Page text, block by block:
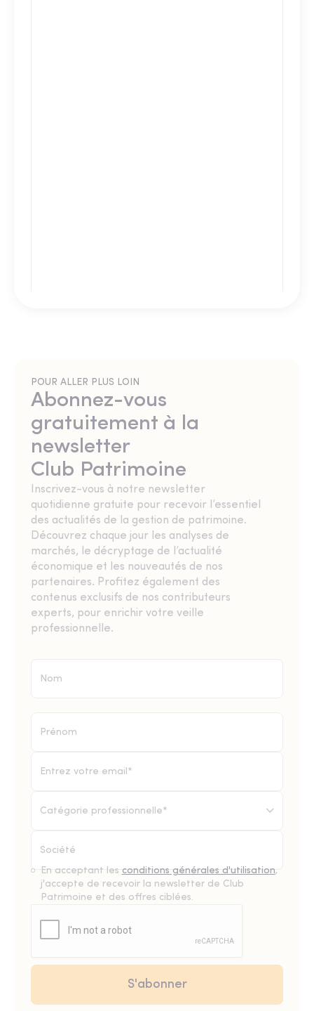
POUR ALLER PLUS LOIN
Abonnez-vous
gratuitement à la
newsletter
Club Patrimoine
Inscrivez-vous à notre newsletter
quotidienne gratuite pour recevoir l’essentiel
des actualités de la gestion de patrimoine.
Découvrez chaque jour les analyses de
marchés, le décryptage de l’actualité
économique et les nouveautés de nos
partenaires. Profitez également des
contenus exclusifs de nos contributeurs
experts, pour enrichir votre veille
professionnelle.
Catégorie professionnelle*
En acceptant les conditions générales d'utilisation,
j'accepte de recevoir la newsletter de Club
Patrimoine et des offres ciblées.